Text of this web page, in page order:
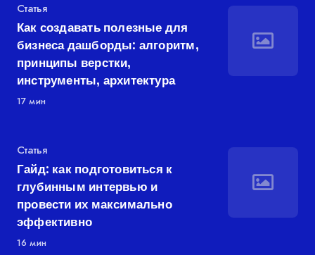
Категория
Статья
Как создавать полезные для
бизнеса дашборды: алгоритм,
принципы верстки,
инструменты, архитектура
17 мин
Категория
Статья
Гайд: как подготовиться к
глубинным интервью и
провести их максимально
эффективно
16 мин